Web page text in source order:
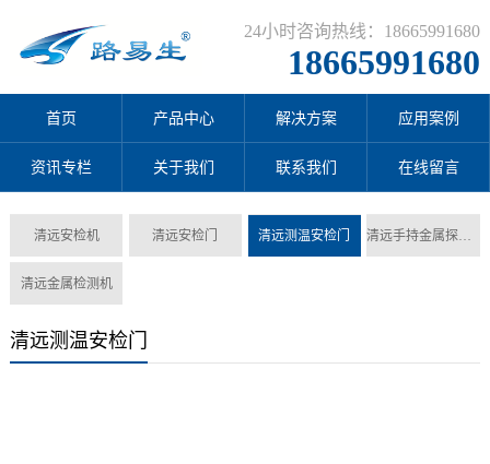
24小时咨询热线：18665991680
18665991680
首页 产品中心 解决方案 应用案例
资讯专栏 关于我们 联系我们 在线留言
清远安检机 清远安检门 清远测温安检门 清远手持金属探测器
清远金属检测机
清远测温安检门